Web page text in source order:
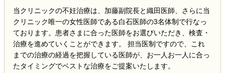
当クリニックの不妊治療は、加藤副院長と織田医師、さらに当
クリニック唯一の女性医師である白石医師の3名体制で行なっ
ております。患者さまに合った医師をお選びいただき、検査・
治療を進めていくことができます。 担当医制ですので、これ
までの治療の経過を把握している医師が、お一人お一人に合っ
たタイミングでベストな治療をご提案いたします。